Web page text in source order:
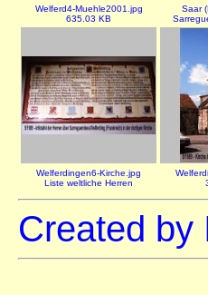
Welferd4-Muehle2001.jpg
635.03 KB
Saar
Welferdingen6-Kirche.jpg
Liste weltliche Herren
Created by